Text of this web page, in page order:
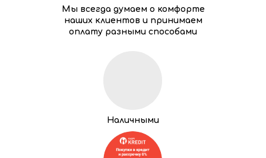
Наличными
Мы всегда думаем о комфорте
наших клиентов и принимаем
оплату разными способами